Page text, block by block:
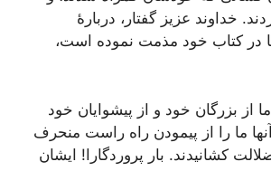
خداوند عزیز گفتار، دربارۀ
در كتاب خود مذمت نموده است،
از بزرگان خود و از پیشوایان خود
ما را از پیمودن راه راست منحرف
كشانیدند. بار پروردگارا! ایشان